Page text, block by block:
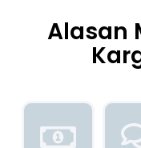
Alasan